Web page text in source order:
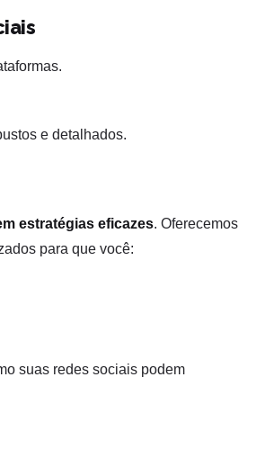
e detalhados.
estratégias eficazes. Oferecemos
para que você:
suas redes sociais podem